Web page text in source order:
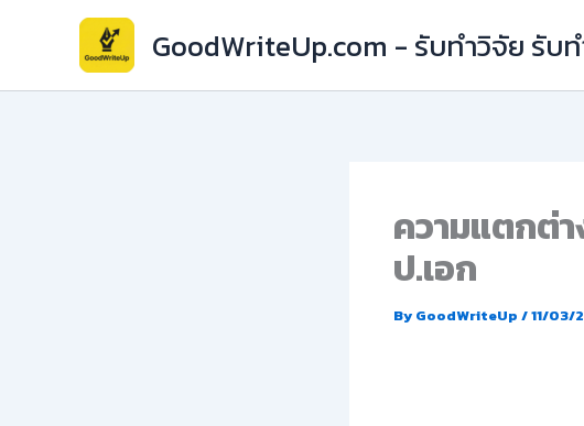
GoodWriteUp.com - รับทำวิจัย รั
ความแตกต่า
ป.เอก
By GoodWriteUp /11/03/